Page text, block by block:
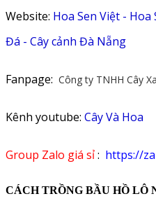
Website: Hoa Sen Việt - Hoa
Đá - Cây cảnh Đà Nẵng
Fanpage: Công ty TNHH Cây
Kênh youtube: Cây Và Hoa
Group Zalo giá sỉ: https://
CÁCH TRỒNG BẦU HỒ LÔ